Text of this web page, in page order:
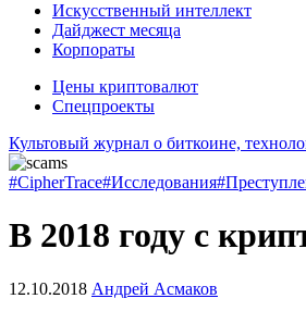
Искусственный интеллект
Дайджест месяца
Корпораты
Цены криптовалют
Спецпроекты
Культовый журнал о биткоине,
#CipherTrace#Исследования
В 2018 году с
12.10.2018 Андрей Асмаков